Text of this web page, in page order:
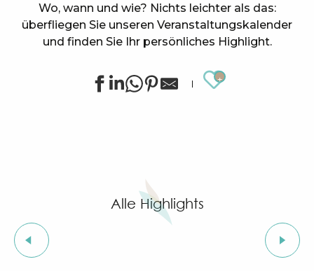
Wo, wann und wie? Nichts leichter als das:
überfliegen Sie unseren Veranstaltungskalender
und finden Sie Ihr persönliches Highlight.
Ajouter
Cartel del Chipo à l'After Beach
Grimaud Art Urbain - Street-Art-Festival
Ausstellung „Jungle indienne“ mit Stammeskunst
Geführte Tour durch das Dorf Grimaud (private
Ausstellung „Das Schloss von Grimaud“
Alle Highlights